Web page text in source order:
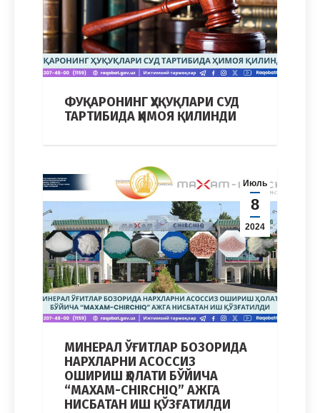
ФУҚАРОНИНГ ҲУҚУҚЛАРИ СУД
ТАРТИБИДА ҲИМОЯ ҚИЛИНДИ
Июль
8
2024
МИНЕРАЛ ЎҒИТЛАР БОЗОРИДА
НАРХЛАРНИ АСОССИЗ
ОШИРИШ ҲОЛАТИ БЎЙИЧА
“MAXAM-CHIRCHIQ” АЖГА
НИСБАТАН ИШ ҚЎЗҒАТИЛДИ